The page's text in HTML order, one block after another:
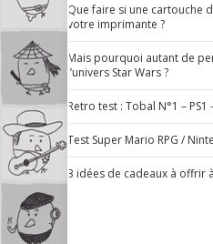
Que faire si une cartouche
votre imprimante ?
Mais pourquoi autant de
l’univers Star Wars ?
Retro test : Tobal N°1 – PS1
Test Super Mario RPG /
3 idées de cadeaux à offrir